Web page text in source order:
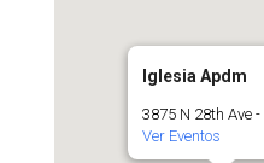
Iglesia Apdm
3875 N 28th Ave -
Ver Eventos